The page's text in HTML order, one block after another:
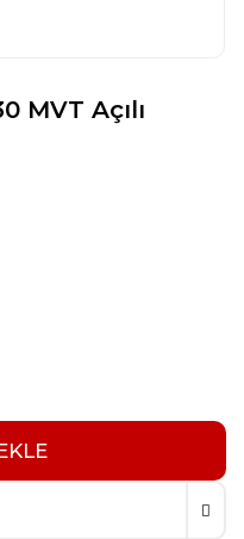
MVT Açılı